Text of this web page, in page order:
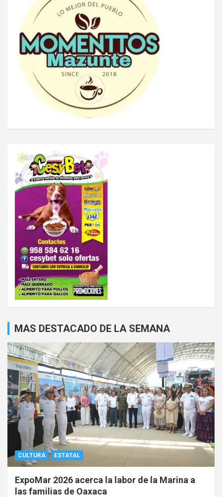
MAS DESTACADO DE LA SEMANA
CULTURA ESTATAL
ExpoMar 2026 acerca la labor de la Marina a
las familias de Oaxaca